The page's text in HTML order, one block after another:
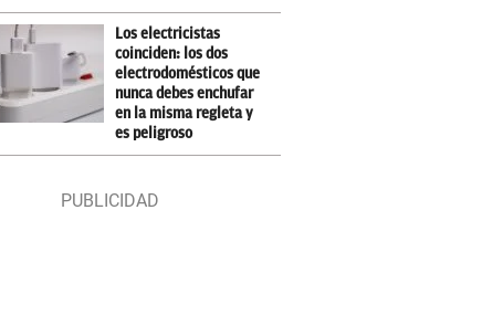
Los electricistas
coinciden: los dos
electrodomésticos que
nunca debes enchufar
en la misma regleta y
es peligroso